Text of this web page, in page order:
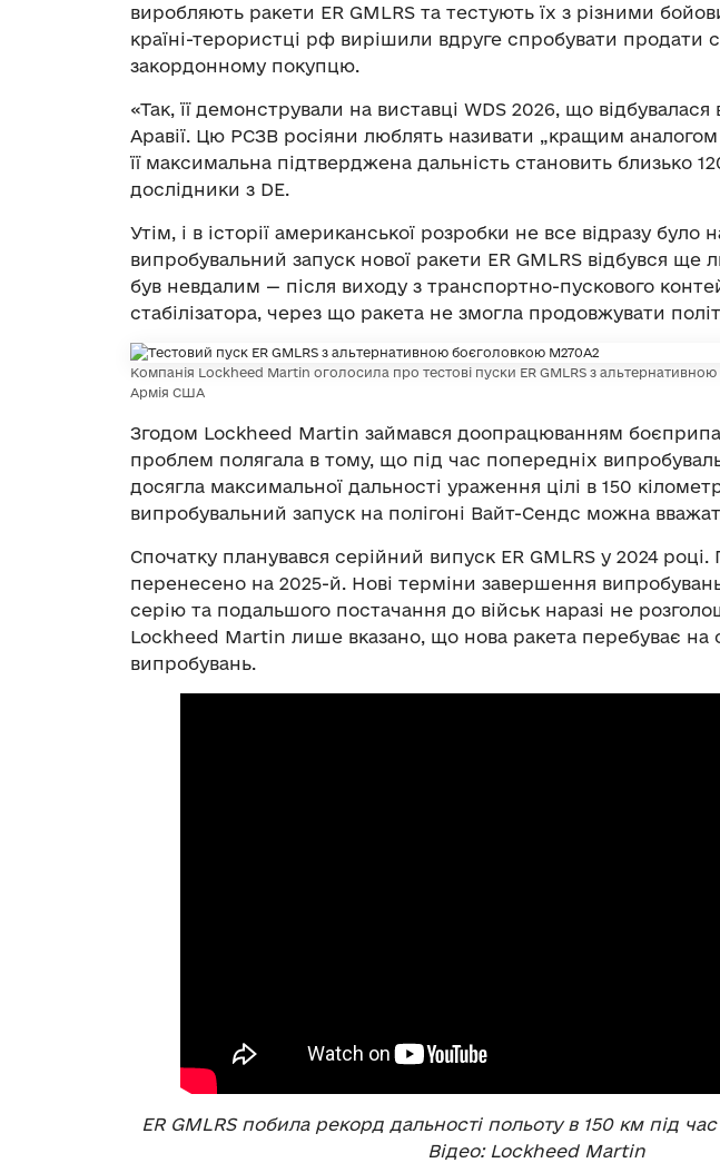
виробляють ракети ER GMLRS та тестують їх з різними
країні-терористці рф вирішили вдруге спробувати продати
закордонному покупцю.
«Так, її демонстрували на виставці WDS 2026, що відбувалася
Аравії. Цю РСЗВ росіяни люблять називати „кращим
її максимальна підтверджена дальність становить близько
дослідники з DE.
Утім, і в історії американської розробки не все відразу
випробувальний запуск нової ракети ER GMLRS відбувся ще
був невдалим — після виходу з транспортно-пускового
стабілізатора, через що ракета не змогла продовжувати
Компанія Lockheed Martin оголосила про тестові пуски ER GMLRS з
Армія США
Згодом Lockheed Martin займався доопрацюванням
проблем полягала в тому, що під час попередніх
досягла максимальної дальності ураження цілі в 150
випробувальний запуск на полігоні Вайт-Сендс можна
Спочатку планувався серійний випуск ER GMLRS у 2024
перенесено на 2025-й. Нові терміни завершення
серію та подальшого постачання до військ наразі не
Lockheed Martin лише вказано, що нова ракета перебуває на
випробувань.
ER GMLRS побила рекорд дальності польоту в 150 км під
Відео: Lockheed Martin